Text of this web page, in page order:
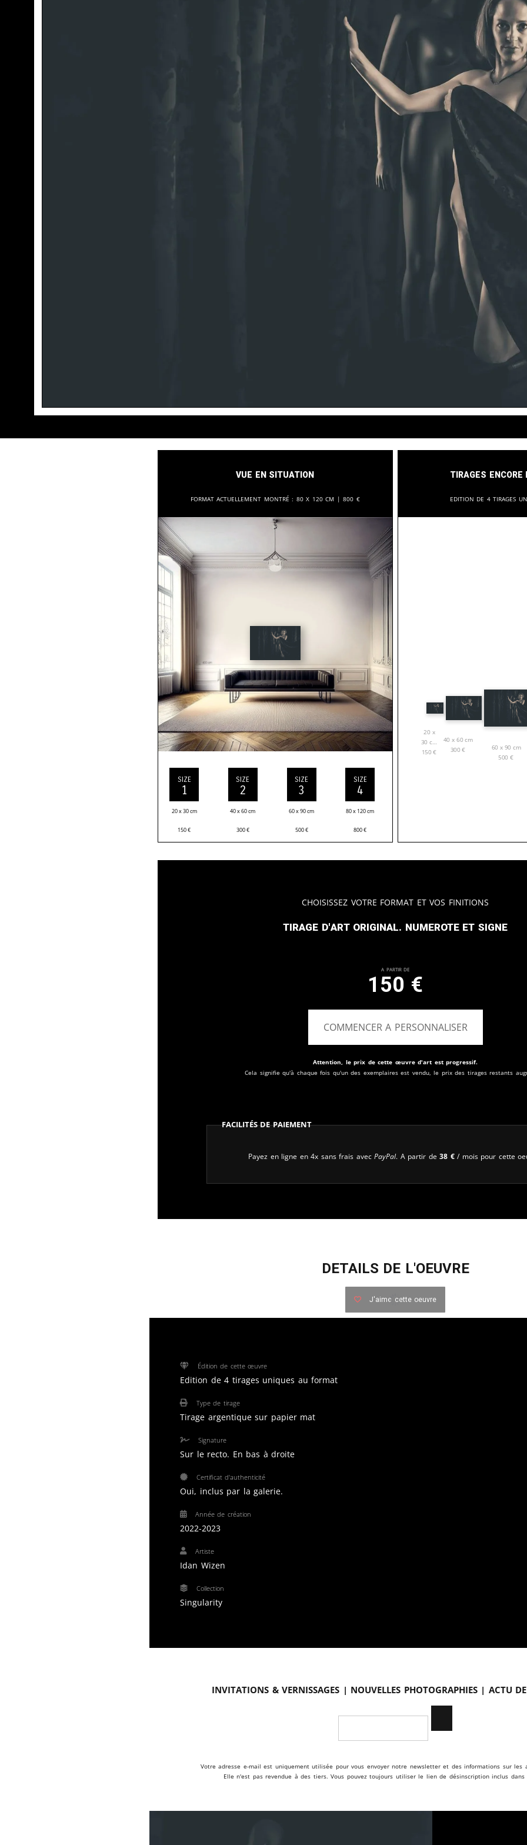
Deborah Zuanazzi
Vue en situation
Format actuellement montré : 80 x 120 cm |800 €
SIZE
1
20 x 30 cm
150€
SIZE
2
40 x 60 cm
300€
SIZE
3
60 x 90 cm
500€
SIZE
4
80 x 120 cm
800€
Tirages encore
Edition de 4 tirages
20 x
30 cm
150€
40 x 60 cm
300€
60 x 90 cm
500€
Choisissez votre format et vos finitions
Tirage d'art original. Numerote et signe
A partir de
150 €
COMMENCER A PERSONNALISER
Attention, le prix de cette œuvre d'art est progressif.
Cela signifie qu'à chaque fois qu'un des exemplaires est vendu, le prix des tirages restants
Facilités de paiement
Payez en ligne en 4x sans frais avecPayPal. A partir de 38 €/ mois pour cette
DETAILS DE L'OEUVRE
J'aime cette oeuvre
Édition de cette œuvre
Edition de 4 tirages uniques au format
Type de tirage
Tirage argentique sur papier mat
Signature
Sur le recto. En bas à droite
Certificat d'authenticité
Oui, inclus par la galerie.
Année de création
2022-2023
Artiste
Idan Wizen
Collection
Singularity
Invitations & vernissages | Nouvelles photographies | Actu
Votre adresse e-mail est uniquement utilisée pour vous envoyer notre newsletter et des informations sur les
Elle n'est pas revendue à des tiers. Vous pouvez toujours utiliser le lien de désinscription inclus